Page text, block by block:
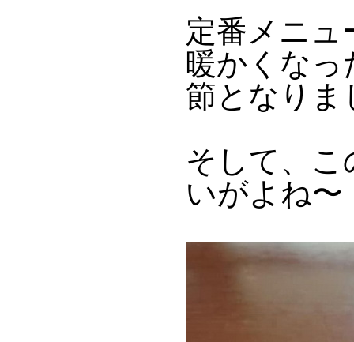
定番メニュ
暖かくなっ
節となりま
そして、
いがよね〜